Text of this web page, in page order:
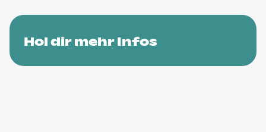
Hol dir mehr Infos